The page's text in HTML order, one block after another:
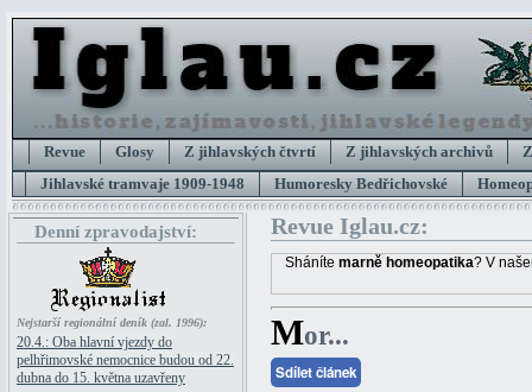
Revue Glosy Z jihlavských čtvrtí Z jihlavských archivů
Jihlavské tramvaje 1909-1948
Humoresky Bedřichovské
Denní zpravodajství:
Nejstarší regionální deník (zal. 1996):
20.4.: Oba hlavní vjezdy do
pelhřimovské nemocnice budou od 22.
dubna do 15. května uzavřeny
Revue Iglau.cz:
Sháníte marně homeopatika? V
Mor...
Sdílet článek